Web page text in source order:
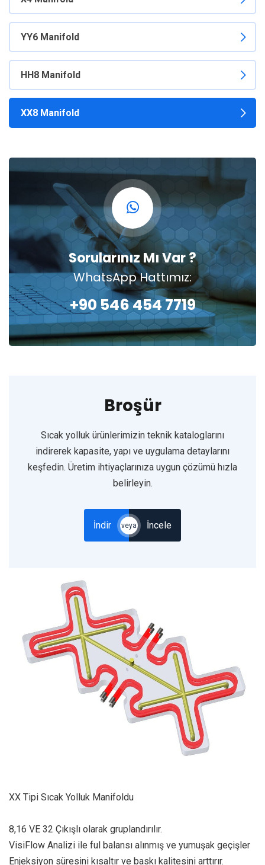
YY6 Manifold
HH8 Manifold
XX8 Manifold
Sorularınız Mı Var ?
WhatsApp Hattımız:
+90 546 454 7719
Broşür
Sıcak yolluk ürünlerimizin teknik kataloglarını
indirerek kapasite, yapı ve uygulama detaylarını
keşfedin. Üretim ihtiyaçlarınıza uygun çözümü hızla
belirleyin.
İndir veya İncele
XX Tipi Sıcak Yolluk Manifoldu
8,16 VE 32 Çıkışlı olarak gruplandırılır.
VisiFlow Analizi ile ful balansı alınmış ve yumuşak geçişler
Enjeksiyon süresini kısaltır ve baskı kalitesini arttırır.